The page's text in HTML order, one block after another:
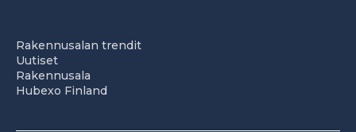
Rakennusalan trendit
Uutiset
Rakennusala
Hubexo Finland